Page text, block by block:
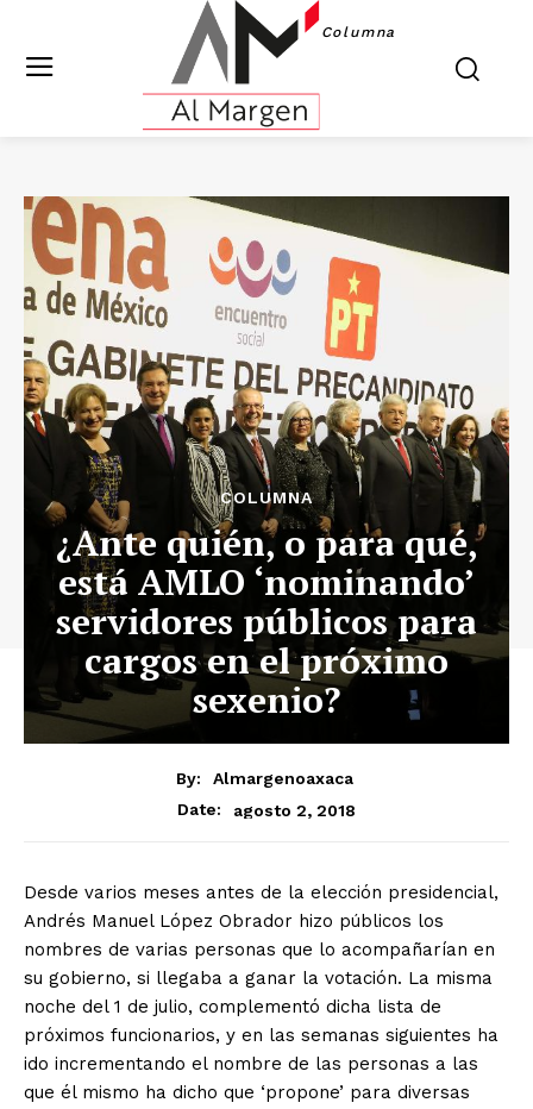
Columna
COLUMNA
¿Ante quién, o para qué,
está AMLO ‘nominando’
servidores públicos para
cargos en el próximo
sexenio?
By:
Almargenoaxaca
Date:
agosto 2, 2018
Desde varios meses antes de la elección presidencial,
Andrés Manuel López Obrador hizo públicos los
nombres de varias personas que lo acompañarían en
su gobierno, si llegaba a ganar la votación. La misma
noche del 1 de julio, complementó dicha lista de
próximos funcionarios, y en las semanas siguientes ha
ido incrementando el nombre de las personas a las
que él mismo ha dicho que ‘propone’ para diversas